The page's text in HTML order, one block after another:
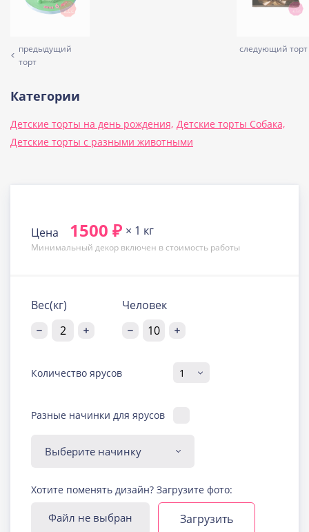
предыдущий
торт
следующий торт
Категории
Детские торты на день рождения, Детские торты Собака,
Детские торты с разными животными
Цена 1500 ₽ × 1 кг
Минимальный декор включен в стоимость работы
Вес(кг) Человек
Количество ярусов
Разные начинки для ярусов
Диабетическая-
безглютеновая начинка
Узнать подробнее о начинке
Йогуртовая с ягодами
Хотите поменять дизайн? Загрузите фото:
Файл не выбран Загрузить